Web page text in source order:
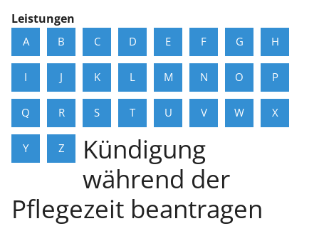
Leistungen
A B C D E F G H
I J K L M N O P
Q R S T U V W X
Y Z
Kündigung
während der
Pflegezeit beantragen